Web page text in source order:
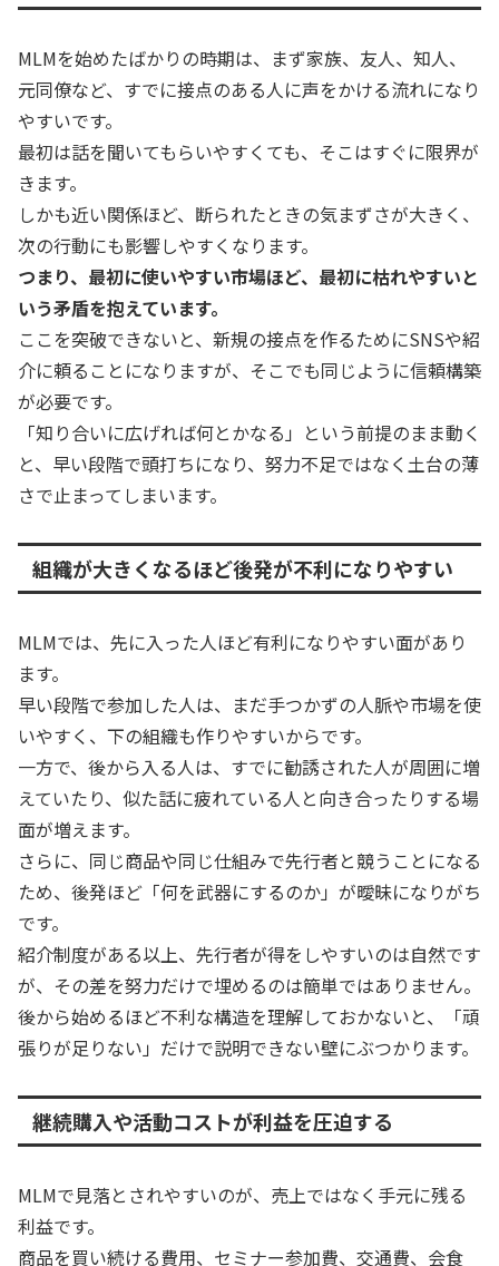
MLMを始めたばかりの時期は、まず家族、友人、知人、
元同僚など、すでに接点のある人に声をかける流れになり
やすいです。
最初は話を聞いてもらいやすくても、そこはすぐに限界が
きます。
しかも近い関係ほど、断られたときの気まずさが大きく、
次の行動にも影響しやすくなります。
つまり、最初に使いやすい市場ほど、最初に枯れやすいと
いう矛盾を抱えています。
ここを突破できないと、新規の接点を作るためにSNSや紹
介に頼ることになりますが、そこでも同じように信頼構築
が必要です。
「知り合いに広げれば何とかなる」という前提のまま動く
と、早い段階で頭打ちになり、努力不足ではなく土台の薄
さで止まってしまいます。
組織が大きくなるほど後発が不利になりやすい
MLMでは、先に入った人ほど有利になりやすい面があり
ます。
早い段階で参加した人は、まだ手つかずの人脈や市場を使
いやすく、下の組織も作りやすいからです。
一方で、後から入る人は、すでに勧誘された人が周囲に増
えていたり、似た話に疲れている人と向き合ったりする場
面が増えます。
さらに、同じ商品や同じ仕組みで先行者と競うことになる
ため、後発ほど「何を武器にするのか」が曖昧になりがち
です。
紹介制度がある以上、先行者が得をしやすいのは自然です
が、その差を努力だけで埋めるのは簡単ではありません。
後から始めるほど不利な構造を理解しておかないと、「頑
張りが足りない」だけで説明できない壁にぶつかります。
継続購入や活動コストが利益を圧迫する
MLMで見落とされやすいのが、売上ではなく手元に残る
利益です。
商品を買い続ける費用、セミナー参加費、交通費、会食